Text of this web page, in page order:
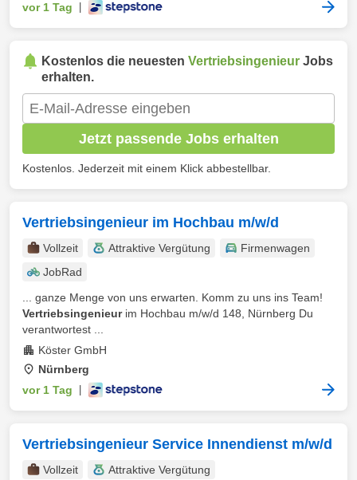
vor 1 Tag
Kostenlos die neuesten Vertriebsingenieur Jobs
erhalten.
Jetzt passende Jobs erhalten
Kostenlos. Jederzeit mit einem Klick abbestellbar.
Vertriebsingenieur im Hochbau m/w/d
Vollzeit Attraktive Vergütung
Firmenwagen
JobRad
... ganze Menge von uns erwarten. Komm zu uns ins Team!
Vertriebsingenieurim Hochbau m/w/d 148, Nürnberg Du
verantwortest ...
Köster GmbH
Nürnberg
vor 1 Tag
Vertriebsingenieur Service Innendienst m/w/d
Vollzeit Attraktive Vergütung